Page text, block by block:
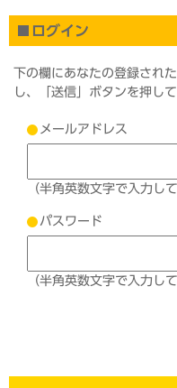
ログイン
下の欄にあなたの登録され
し、「送信」ボタンを押して
メールアドレス
（半角英数文字で入力し
パスワード
（半角英数文字で入力し